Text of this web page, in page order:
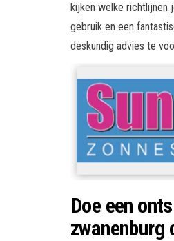
kijken welke richtlijnen
gebruik en een
deskundig advies te
Doe een
zwanenburg